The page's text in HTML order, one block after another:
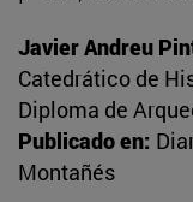
Javier Andreu
Catedrático de
Diploma de
Publicado en:
Montañés